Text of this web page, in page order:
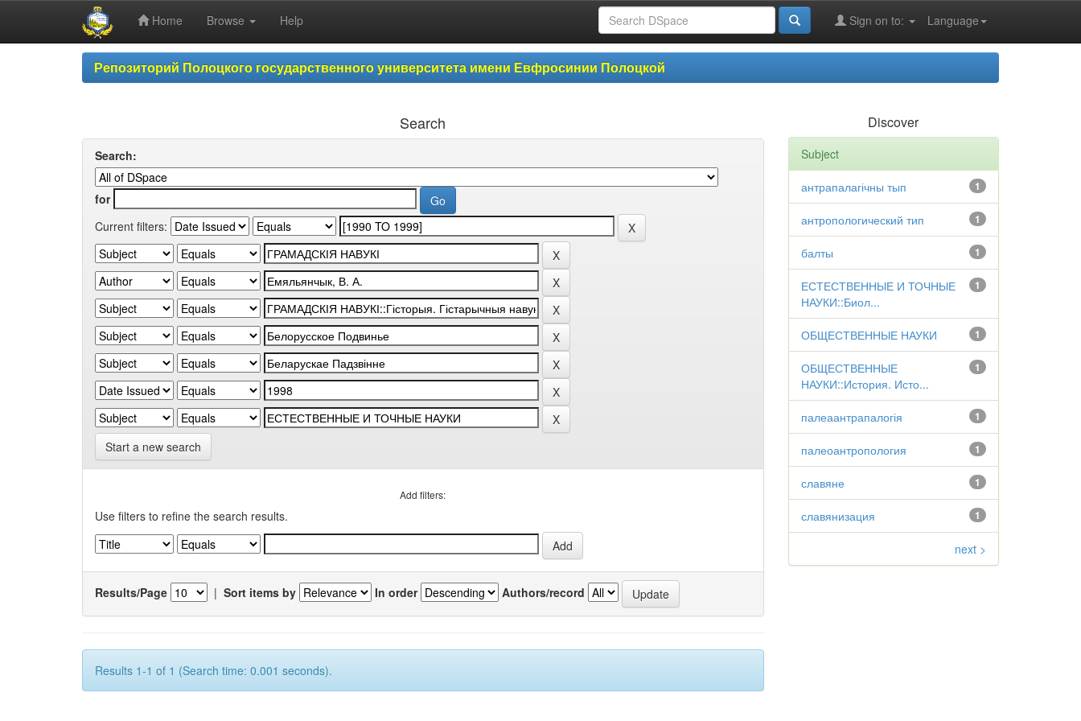
Home Browse Help Language
Sign on to:
Репозиторий Полоцкого государственного университета имени Евфросинии Полоцкой
Search
Search:
for
Current filters:
Start a new search
Add filters:
Use filters to refine the search results.
Results/Page | Sort items by In order Authors/record
Results 1-1 of 1 (Search time: 0.001 seconds).
Discover
Subject
1
антрапалагічны тып
1
антропологический тип
1
балты
1
ЕСТЕСТВЕННЫЕ И ТОЧНЫЕ
НАУКИ::Биол...
1
ОБЩЕСТВЕННЫЕ НАУКИ
1
ОБЩЕСТВЕННЫЕ
НАУКИ::История. Исто...
1
палеаантрапалогія
1
палеоантропология
1
славяне
1
славянизация
next >